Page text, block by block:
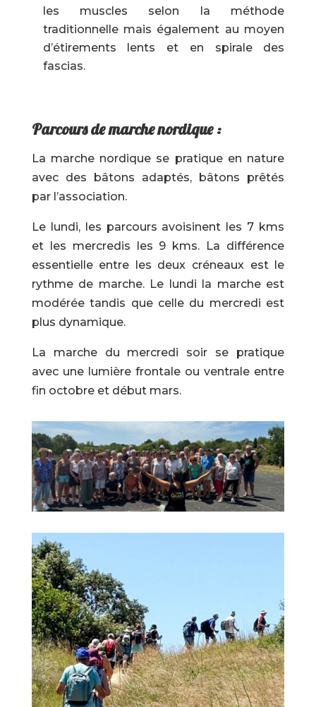
les muscles selon la méthode
traditionnelle mais également au moyen
d’étirements lents et en spirale des
fascias.
Parcours de marche nordique :
La marche nordique se pratique en nature
avec des bâtons adaptés, bâtons prêtés
par l’association.
Le lundi, les parcours avoisinent les 7 kms
et les mercredis les 9 kms. La différence
essentielle entre les deux créneaux est le
rythme de marche. Le lundi la marche est
modérée tandis que celle du mercredi est
plus dynamique.
La marche du mercredi soir se pratique
avec une lumière frontale ou ventrale entre
fin octobre et début mars.